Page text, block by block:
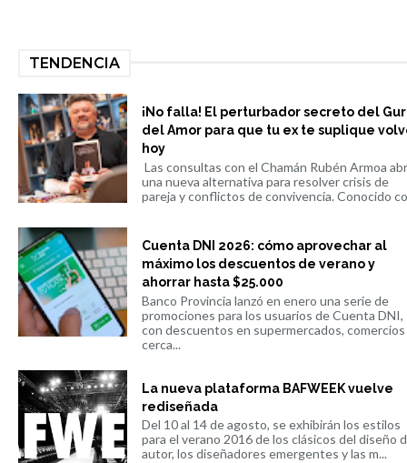
TENDENCIA
¡No falla! El perturbador secreto del
del Amor para que tu ex te suplique
hoy
Las consultas con el Chamán Rubén Armoa
una nueva alternativa para resolver crisis de
pareja y conflictos de convivencia. Conocido
Cuenta DNI 2026: cómo aprovechar al
máximo los descuentos de verano y
ahorrar hasta $25.000
Banco Provincia lanzó en enero una serie de
promociones para los usuarios de Cuenta DNI,
con descuentos en supermercados,
cerca...
La nueva plataforma BAFWEEK vuelve
rediseñada
Del 10 al 14 de agosto, se exhibirán los estilos
para el verano 2016 de los clásicos del diseño
autor, los diseñadores emergentes y las m...